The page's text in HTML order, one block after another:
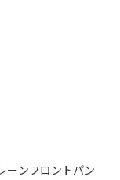
ンフロントパン